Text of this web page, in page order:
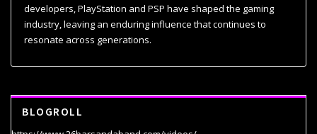
developers, PlayStation and PSP have shaped the gaming
industry, leaving an enduring influence that continues to
resonate across generations.
BLOGROLL